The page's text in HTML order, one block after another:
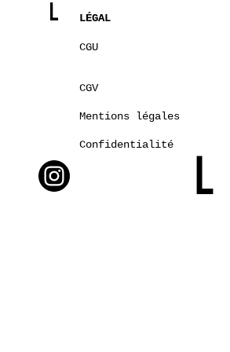
LÉGAL
CGU
CGV
Mentions légales
Confidentialité